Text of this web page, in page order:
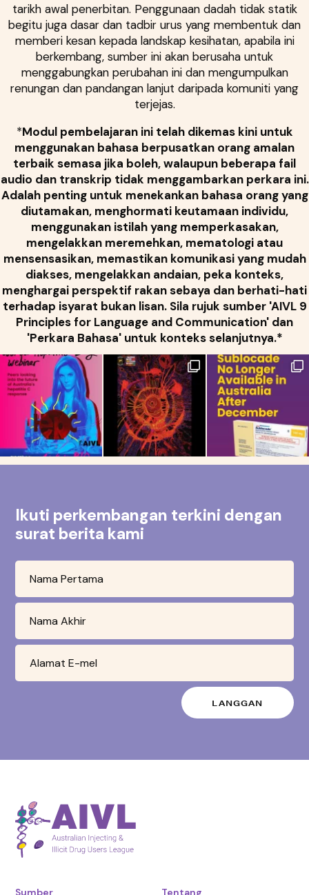
tarikh awal penerbitan. Penggunaan dadah tidak statik
begitu juga dasar dan tadbir urus yang membentuk dan
memberi kesan kepada landskap kesihatan, apabila ini
berkembang, sumber ini akan berusaha untuk
menggabungkan perubahan ini dan mengumpulkan
renungan dan pandangan lanjut daripada komuniti yang
terjejas.
*Modul pembelajaran ini telah dikemas kini untuk
menggunakan bahasa berpusatkan orang amalan
terbaik semasa jika boleh, walaupun beberapa fail
audio dan transkrip tidak menggambarkan perkara ini.
Adalah penting untuk menekankan bahasa orang yang
diutamakan, menghormati keutamaan individu,
menggunakan istilah yang memperkasakan,
mengelakkan meremehkan, mematologi atau
mensensasikan, memastikan komunikasi yang mudah
diakses, mengelakkan andaian, peka konteks,
menghargai perspektif rakan sebaya dan berhati-hati
terhadap isyarat bukan lisan. Sila rujuk sumber 'AIVL 9
Principles for Language and Communication' dan
'Perkara Bahasa' untuk konteks selanjutnya.*
Ikuti perkembangan terkini dengan
surat berita kami